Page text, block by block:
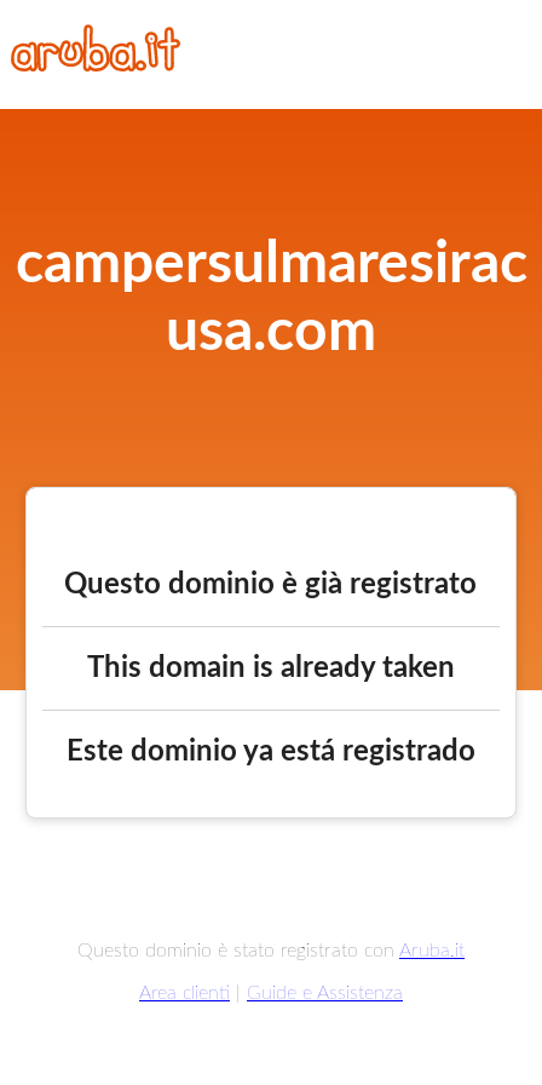
campersulmaresirac
usa.com
Questo dominio è già registrato
This domain is already taken
Este dominio ya está registrado
Questo dominio è stato registrato con Aruba.it
Area clienti Guide e Assistenza